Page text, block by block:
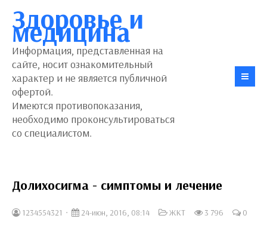
Здоровье и
медицина
Информация, представленная на
сайте, носит ознакомительный
характер и не является публичной
офертой.
Имеются противопоказания,
необходимо проконсультироваться
со специалистом.
Долихосигма - симптомы и лечение
1234554321 24-июн, 2016, 08:14 ЖКТ 3 796 0